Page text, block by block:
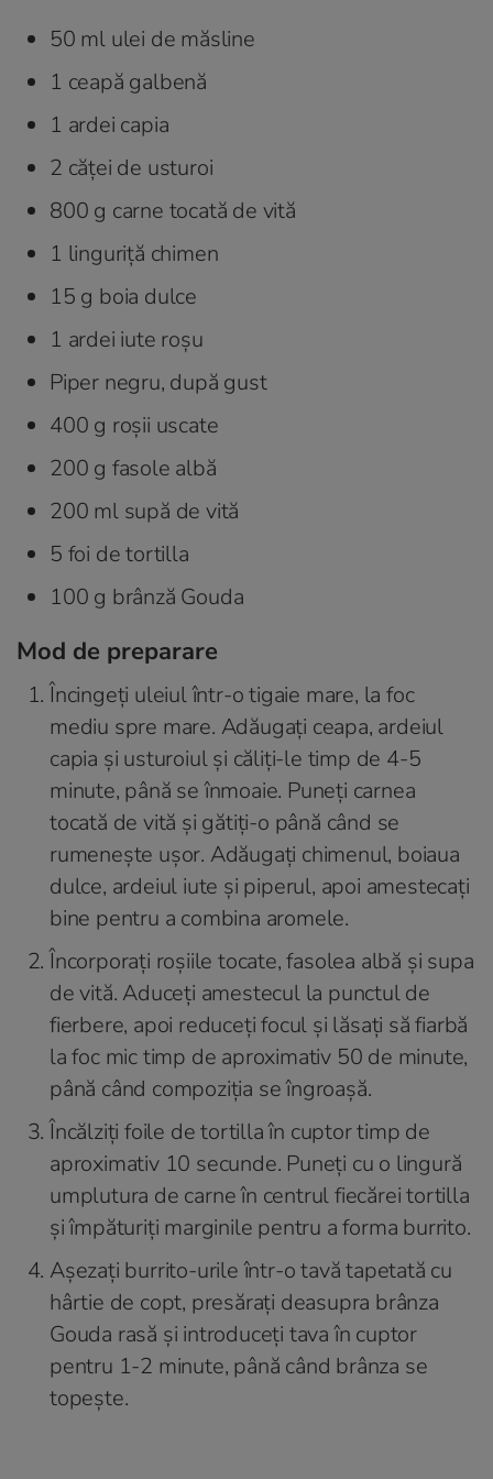
50 ml ulei de măsline
1 ceapă galbenă
1 ardei capia
2 căței de usturoi
800 g carne tocată de vită
1 linguriță chimen
15 g boia dulce
1 ardei iute roșu
Piper negru, după gust
400 g roșii uscate
200 g fasole albă
200 ml supă de vită
5 foi de tortilla
100 g brânză Gouda
Mod de preparare
Încingeți uleiul într-o tigaie mare, la foc
mediu spre mare. Adăugați ceapa, ardeiul
capia și usturoiul și căliți-le timp de 4-5
minute, până se înmoaie. Puneți carnea
tocată de vită și gătiți-o până când se
rumenește ușor. Adăugați chimenul, boiaua
dulce, ardeiul iute și piperul, apoi amestecați
bine pentru a combina aromele.
Încorporați roșiile tocate, fasolea albă și supa
de vită. Aduceți amestecul la punctul de
fierbere, apoi reduceți focul și lăsați să fiarbă
la foc mic timp de aproximativ 50 de minute,
până când compoziția se îngroașă.
Încălziți foile de tortilla în cuptor timp de
aproximativ 10 secunde. Puneți cu o lingură
umplutura de carne în centrul fiecărei tortilla
și împăturiți marginile pentru a forma burrito.
Așezați burrito-urile într-o tavă tapetată cu
hârtie de copt, presărați deasupra brânza
Gouda rasă și introduceți tava în cuptor
pentru 1-2 minute, până când brânza se
topește.